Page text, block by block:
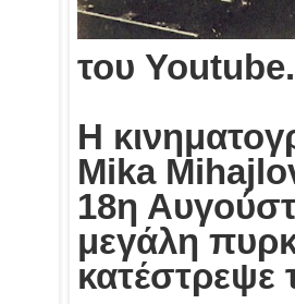
του Youtube.
Η
Mika
18η
μεγάλη
κατέστρεψε